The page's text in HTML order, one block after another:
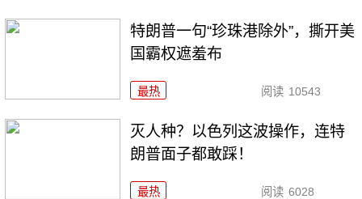
特朗普一句“珍珠港除外”，撕开美
国霸权遮羞布
最热 阅读 10543
灭人种？以色列这波操作，连特
朗普面子都敢踩！
最热 阅读 6028